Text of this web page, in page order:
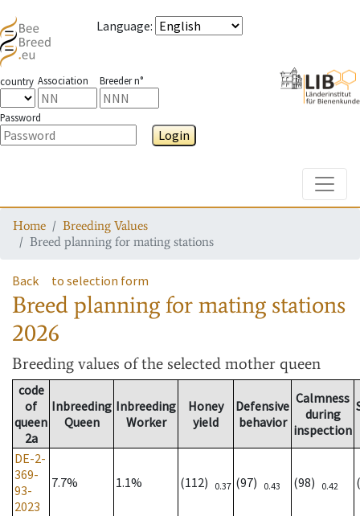
Language:
country Association Breeder n°
Password
Login
Home
Breeding Values
Breed planning for mating stations
Back to selection form
Breed planning for mating stations
2026
Breeding values of the selected mother queen
code
of
queen
2a
Inbreeding
Queen
Inbreeding
Worker
Honey
yield
Defensive
behavior
Calmness
during
inspection
DE-2-
369-
93-
2023
7.7% 1.1% (112) 0.37 (97) 0.43 (98) 0.42